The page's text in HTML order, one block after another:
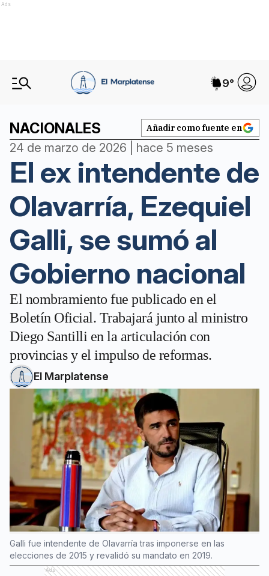
Ads
9°
NACIONALES Añadir como fuente en
24 de marzo de 2026 | hace 5 meses
El ex intendente de
Olavarría, Ezequiel
Galli, se sumó al
Gobierno nacional
El nombramiento fue publicado en el
Boletín Oficial. Trabajará junto al ministro
Diego Santilli en la articulación con
provincias y el impulso de reformas.
El Marplatense
Galli fue intendente de Olavarría tras imponerse en las
elecciones de 2015 y revalidó su mandato en 2019.
Ads